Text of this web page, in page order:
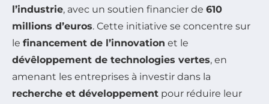
l’industrie, avec un soutien financier de 610
millions d’euros. Cette initiative se concentre sur
le financement de l’innovation et le
dévêloppement de technologies vertes, en
amenant les entreprises à investir dans la
recherche et développement pour réduire leur